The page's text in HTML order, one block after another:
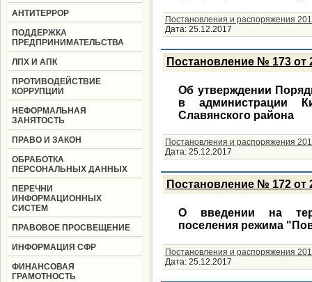
АНТИТЕРРОР
ПОДДЕРЖКА
ПРЕДПРИНИМАТЕЛЬСТВА
ЛПХ И АПК
ПРОТИВОДЕЙСТВИЕ
КОРРУПЦИИ
НЕФОРМАЛЬНАЯ
ЗАНЯТОСТЬ
ПРАВО И ЗАКОН
ОБРАБОТКА
ПЕРСОНАЛЬНЫХ ДАННЫХ
ПЕРЕЧНИ
ИНФОРМАЦИОННЫХ
СИСТЕМ
ПРАВОВОЕ ПРОСВЕЩЕНИЕ
ИНФОРМАЦИЯ СФР
ФИНАНСОВАЯ
ГРАМОТНОСТЬ
Постановления и распоряжения
Дата: 25.12.2017
Постановление № 173 от
Об утверждении
в администрации
Славянского района
Постановления и распоряжения
Дата: 25.12.2017
Постановление № 172 от
О введении на
поселения режима
Постановления и распоряжения
Дата: 25.12.2017